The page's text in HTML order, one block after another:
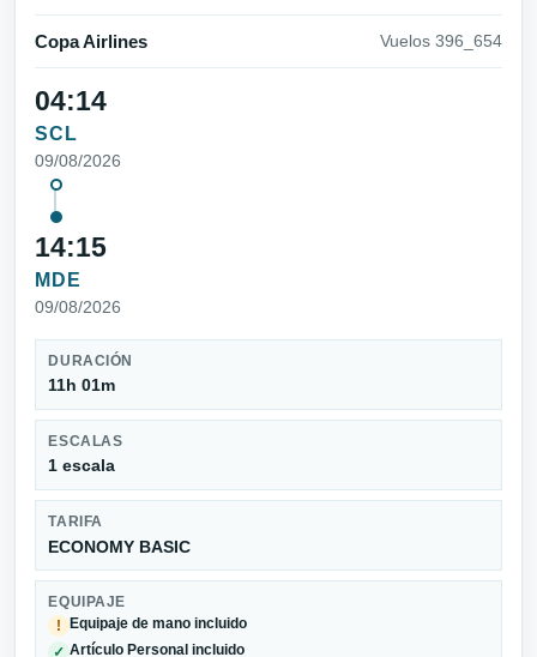
Copa Airlines Vuelos 396_654
04:14
SCL
09/08/2026
14:15
MDE
09/08/2026
DURACIÓN
11h 01m
ESCALAS
1 escala
TARIFA
ECONOMY BASIC
EQUIPAJE
!
Equipaje de mano incluido
✓ Artículo Personal incluido